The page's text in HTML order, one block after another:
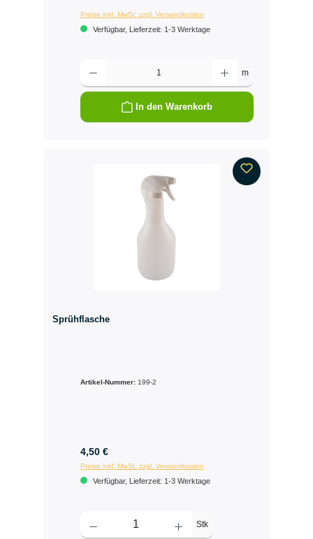
Preise inkl. MwSt. zzgl. Versandkosten
Verfügbar, Lieferzeit: 1-3 Werktage
m
In den Warenkorb
Sprühflasche
Artikel-Nummer: 199-2
4,50 €
Preise inkl. MwSt. zzgl. Versandkosten
Verfügbar, Lieferzeit: 1-3 Werktage
Stk